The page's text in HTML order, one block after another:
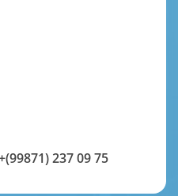
237 09 75